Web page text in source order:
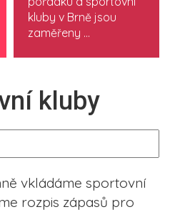
kluby v Brně jsou
zaměřeny ...
kluby
vkládáme sportovní
rozpis zápasů pro